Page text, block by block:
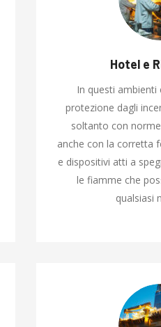
Hotel e
In questi ambienti
protezione dagli
soltanto con
anche con la corretta
e dispositivi atti a
le fiamme che
qualsiasi